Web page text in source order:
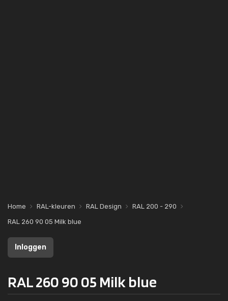
Home RAL-kleuren RAL Design
RAL 200 - 290
RAL 260 90 05 Milk blue
Inloggen
RAL 260 90 05 Milk blue